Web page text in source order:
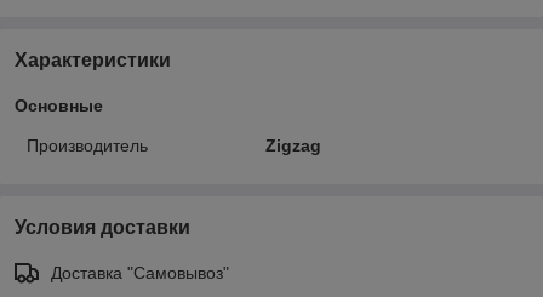
Характеристики
Основные
Производитель Zigzag
Условия доставки
Доставка "Самовывоз"